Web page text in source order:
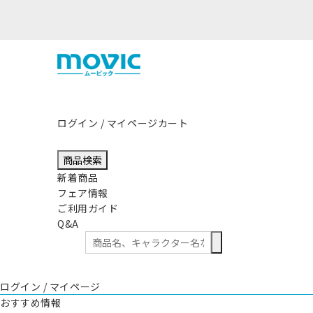
ログイン / マイページカート
商品検索
新着商品
フェア情報
ご利用ガイド
Q&A
ログイン / マイページ
おすすめ情報